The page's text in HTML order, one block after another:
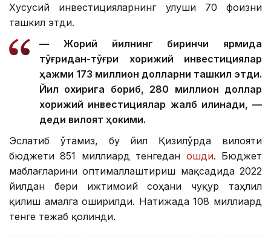
Хусусий инвестицияларнинг улуши 70 фоизни
ташкил этди.
— Жорий йилнинг биринчи ярмида
тўғридан-тўғри хорижий инвестициялар
ҳажми 173 миллион долларни ташкил этди.
Йил охирига бориб, 280 миллион доллар
хорижий инвестициялар жалб қилинади, —
деди вилоят ҳокими.
Эслатиб ўтамиз, бу йил Қизилўрда вилояти
бюджети 851 миллиард тенгедан ошди. Бюджет
маблағларини оптималлаштириш мақсадида 2022
йилдан бери ижтимоий соҳани чуқур таҳлил
қилиш амалга оширилди. Натижада 108 миллиард
тенге тежаб қолинди.